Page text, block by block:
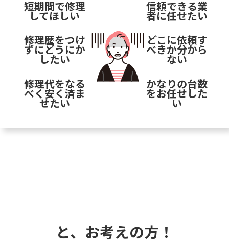
短期間で修理
してほしい
修理歴をつけ
ずにどうにか
したい
修理代をなる
べく安く済ま
せたい
信頼できる業
者に任せたい
どこに依頼す
べきか分から
ない
かなりの台数
をお任せした
い
と、お考えの方！